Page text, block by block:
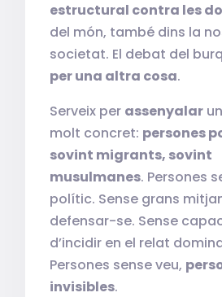
estructural contra les
del món, també dins la
societat. El debat del
per una altra cosa.
Serveix per assenyalar
molt concret: persones
sovint migrants, sovint
musulmanes. Persones
polític. Sense grans
defensar-se. Sense
d’incidir en el relat
Persones sense veu,
invisibles.